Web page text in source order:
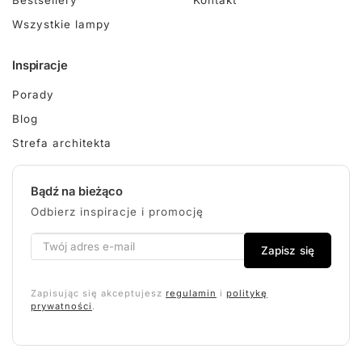
Wszystkie lampy
Inspiracje
Porady
Blog
Strefa architekta
Bądź na bieżąco
Odbierz inspiracje i promocję
Zapisz się
Zapisując się akceptujesz regulamin i politykę
prywatności .